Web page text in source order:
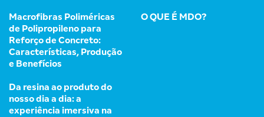
Macrofibras Poliméricas
de Polipropileno para
Reforço de Concreto:
Características, Produção
e Benefícios
O QUE É MDO?
Da resina ao produto do
nosso dia a dia: a
experiência imersiva na